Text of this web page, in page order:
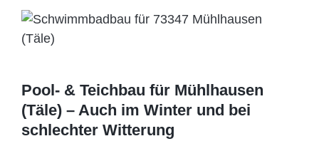
Pool- & Teichbau für Mühlhausen
(Täle) – Auch im Winter und bei
schlechter Witterung